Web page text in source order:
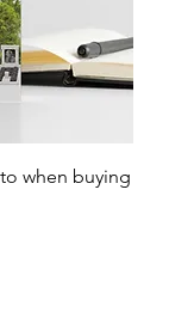
when buying